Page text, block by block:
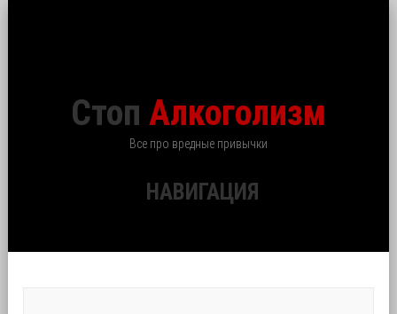
Стоп Алкоголизм
Все про вредные привычки
НАВИГАЦИЯ